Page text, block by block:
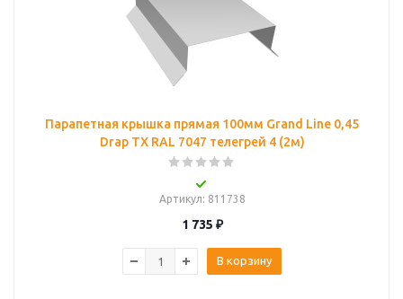
Парапетная крышка прямая 100мм Grand Line 0,45
Drap ТХ RAL 7047 телегрей 4 (2м)
Артикул: 811738
1 735 ₽
В корзину